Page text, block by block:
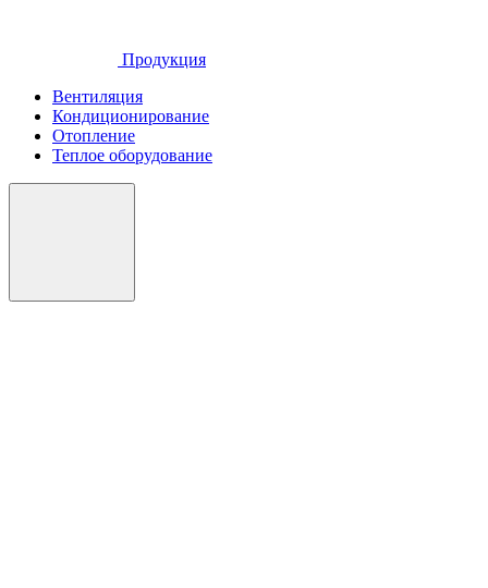
Продукция
Вентиляция
Кондиционирование
Отопление
Теплое оборудование